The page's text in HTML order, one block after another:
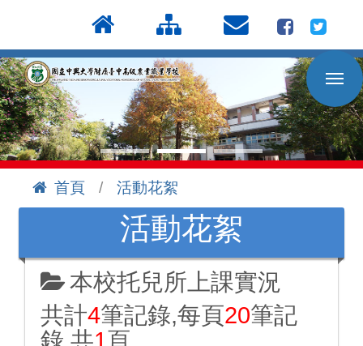
到
主
要
內
容
區
首頁
活動花絮
活動花絮
本校托兒所上課實況
共計4筆記錄,每頁20筆記
錄,共1頁